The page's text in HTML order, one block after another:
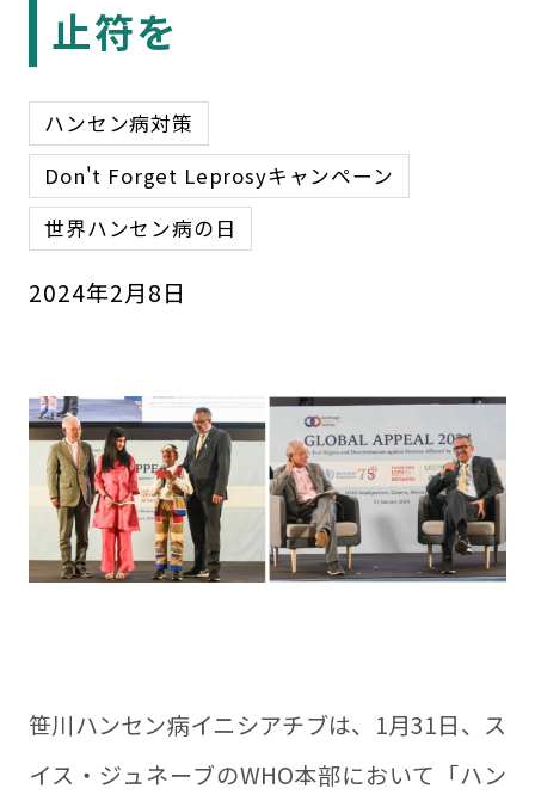
止符を
ハンセン病対策
Don't Forget Leprosyキャンペーン
世界ハンセン病の日
2024年2月8日
笹川ハンセン病イニシアチブは、1月31日、ス
イス・ジュネーブのWHO本部において「ハン